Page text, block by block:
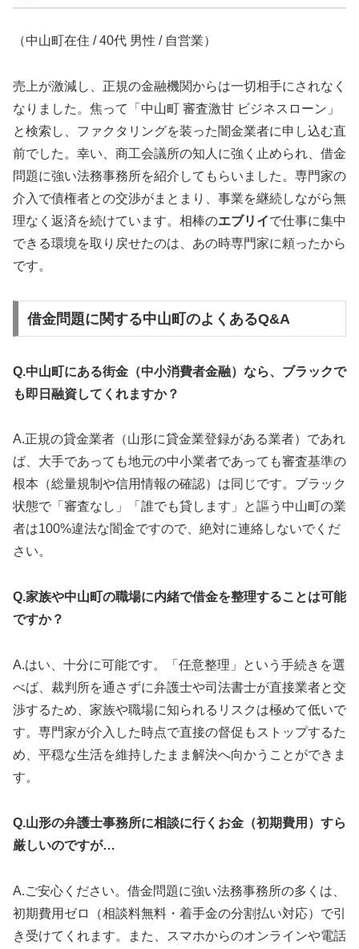
（中山町在住 / 40代 男性 / 自営業）
売上が激減し、正規の金融機関からは一切相手にされなく
なりました。焦って「中山町 審査激甘 ビジネスローン」
と検索し、ファクタリングを装った闇金業者に申し込む直
前でした。幸い、商工会議所の知人に強く止められ、借金
問題に強い法務事務所を紹介してもらいました。専門家の
介入で債権者との交渉がまとまり、事業を継続しながら無
理なく返済を続けています。相棒のエブリイで仕事に集中
できる環境を取り戻せたのは、あの時専門家に頼ったから
です。
借金問題に関する中山町のよくあるQ&A
Q.中山町にある街金（中小消費者金融）なら、ブラックで
も即日融資してくれますか？
A.正規の貸金業者（山形に貸金業登録がある業者）であれ
ば、大手であっても地元の中小業者であっても審査基準の
根本（総量規制や信用情報の確認）は同じです。ブラック
状態で「審査なし」「誰でも貸します」と謳う中山町の業
者は100%違法な闇金ですので、絶対に連絡しないでくだ
さい。
Q.家族や中山町の職場に内緒で借金を整理することは可能
ですか？
A.はい、十分に可能です。「任意整理」という手続きを選
べば、裁判所を通さずに弁護士や司法書士が直接業者と交
渉するため、家族や職場に知られるリスクは極めて低いで
す。専門家が介入した時点で直接の督促もストップするた
め、平穏な生活を維持したまま解決へ向かうことができま
す。
Q.山形の弁護士事務所に相談に行くお金（初期費用）すら
厳しいのですが…
A.ご安心ください。借金問題に強い法務事務所の多くは、
初期費用ゼロ（相談料無料・着手金の分割払い対応）で引
き受けてくれます。また、スマホからのオンラインや電話